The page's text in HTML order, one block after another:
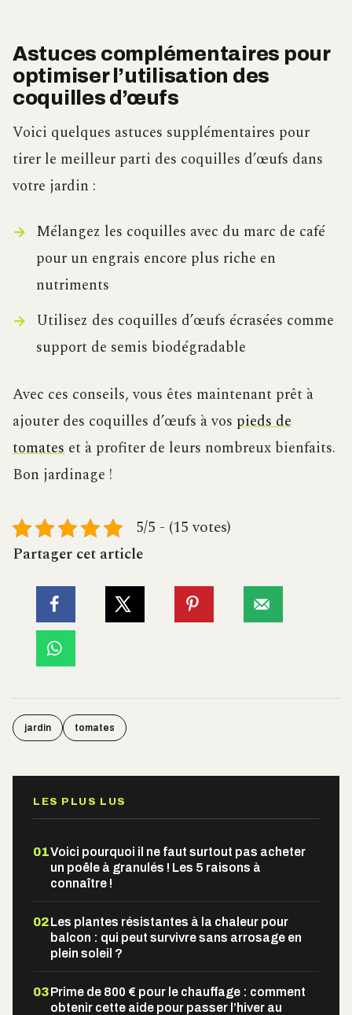
Astuces complémentaires pour
optimiser l’utilisation des
coquilles d’œufs
Voici quelques astuces supplémentaires pour
tirer le meilleur parti des coquilles d’œufs dans
votre jardin :
Mélangez les coquilles avec du marc de café
pour un engrais encore plus riche en
nutriments
Utilisez des coquilles d’œufs écrasées comme
support de semis biodégradable
Avec ces conseils, vous êtes maintenant prêt à
ajouter des coquilles d’œufs à vos pieds de
tomates et à profiter de leurs nombreux bienfaits.
Bon jardinage !
5/5 - (15 votes)
Partager cet article
jardin tomates
LES PLUS LUS
01Voici pourquoi il ne faut surtout pas acheter
un poêle à granulés ! Les 5 raisons à
connaître !
02Les plantes résistantes à la chaleur pour
balcon : qui peut survivre sans arrosage en
plein soleil ?
03Prime de 800 € pour le chauffage : comment
obtenir cette aide pour passer l’hiver au